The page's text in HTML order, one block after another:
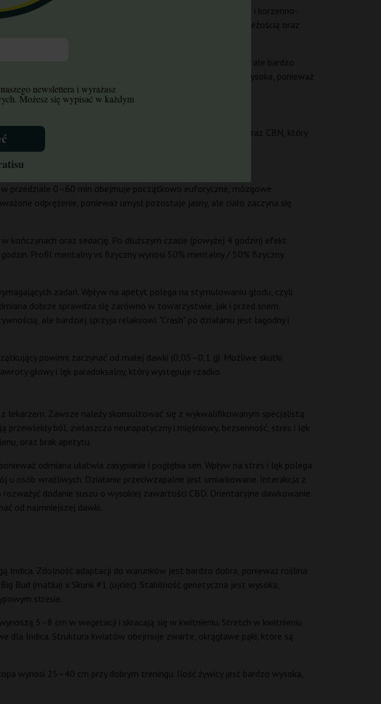
i dzikiej jeżyny, przełamany wyraźnym akcentem cytrynowym i korzenno-
ponieważ pozostaje słodki i owocowy, z cytrusową świeżością oraz
a śladowo występują pinen i humulen. Pąki są średnio gęste, ale bardzo
i nie rozpadają się na pył. Trwałość przechowywania jest wysoka, ponieważ
świeżość przez 6–12 miesięcy.
ok. 0,1–0,2%. Inne kannabinoidy obejmują CBC (ok. 0,05%) oraz CBN, który
nie ma znaczącej zawartości THC‑V.
przedziale 0–60 min obejmuje początkowo euforyczne, mózgowe
odprężenie, ponieważ umysł pozostaje jasny, ale ciało zaczyna się
kończynach oraz sedację. Po dłuższym czasie (powyżej 4 godzin) efekt
Profil mentalny vs fizyczny wynosi 50% mentalny / 50% fizyczny.
zadań. Wpływ na apetyt polega na stymulowaniu głodu, czyli
dobrze sprawdza się zarówno w towarzystwie, jak i przed snem.
ale bardziej sprzyja relaksowi. "Crash" po działaniu jest łagodny i
powinni zaczynać od małej dawki (0,05–0,1 g). Możliwe skutki
głowy i lęk paradoksalny, który występuje rzadko.
lekarzem. Zawsze należy skonsultować się z wykwalifikowanym specjalistą
ból, zwłaszcza neuropatyczny i mięśniowy, bezsenność, stres i lęk
oraz brak apetytu.
odmiana ułatwia zasypianie i pogłębia sen. Wpływ na stres i lęk polega
u osób wrażliwych. Działanie przeciwzapalne jest umiarkowane. Interakcja z
dodanie suszu o wysokiej zawartości CBD. Orientacyjne dawkowanie
od najmniejszej dawki.
Indica. Zdolność adaptacji do warunków jest bardzo dobra, ponieważ roślina
Bud (matka) x Skunk #1 (ojciec). Stabilność genetyczna jest wysoka,
stresie.
5–8 cm w wegetacji i skracają się w kwitnieniu. Stretch w kwitnieniu
Indica. Struktura kwiatów obejmuje zwarte, okrągławe pąki, które są
wynosi 25–40 cm przy dobrym treningu. Ilość żywicy jest bardzo wysoka,
newslettera i wyrażasz
Możesz się wypisać w każdym